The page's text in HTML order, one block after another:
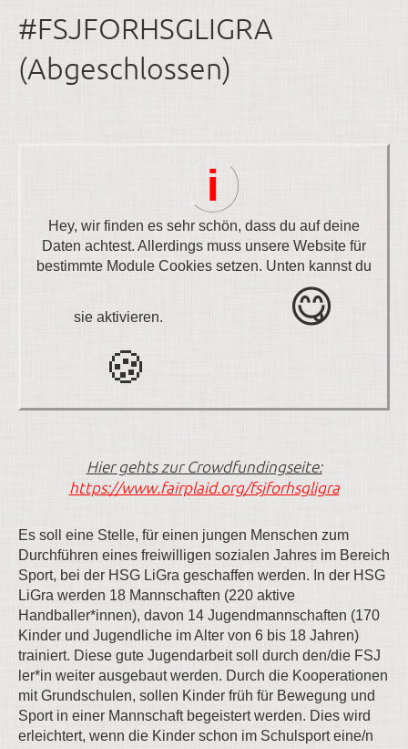
#FSJFORHSGLIGRA
(Abgeschlossen)
i
Hey, wir finden es sehr schön, dass du auf deine
Daten achtest. Allerdings muss unsere Website für
bestimmte Module Cookies setzen. Unten kannst du
sie aktivieren.
Hier gehts zur Crowdfundingseite:
https://www.fairplaid.org/fsjforhsgligra
Es soll eine Stelle, für einen jungen Menschen zum
Durchführen eines freiwilligen sozialen Jahres im Bereich
Sport, bei der HSG LiGra geschaffen werden. In der HSG
LiGra werden 18 Mannschaften (220 aktive
Handballer*innen), davon 14 Jugendmannschaften (170
Kinder und Jugendliche im Alter von 6 bis 18 Jahren)
trainiert. Diese gute Jugendarbeit soll durch den/die FSJ
ler*in weiter ausgebaut werden. Durch die Kooperationen
mit Grundschulen, sollen Kinder früh für Bewegung und
Sport in einer Mannschaft begeistert werden. Dies wird
erleichtert, wenn die Kinder schon im Schulsport eine/n